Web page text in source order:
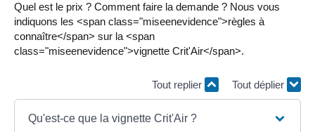
Quel est le prix ? Comment faire la demande ? Nous vous
indiquons les <span class="miseenevidence">règles à
connaître</span> sur la <span
class="miseenevidence">vignette Crit'Air</span>.
Tout replier Tout déplier
Qu'est-ce que la vignette Crit'Air ?